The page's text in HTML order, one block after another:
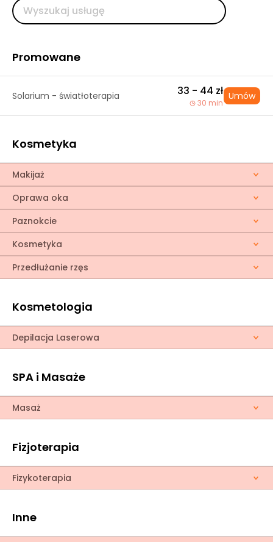
Promowane
Solarium - światłoterapia 33 - 44 zł
30 min
Umów
Kosmetyka
Makijaż
Oprawa oka
Paznokcie
Kosmetyka
Przedłużanie rzęs
Kosmetologia
Depilacja Laserowa
SPA i Masaże
Masaż
Fizjoterapia
Fizykoterapia
Inne